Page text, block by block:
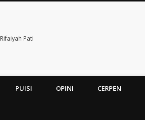
Pati
PUISI OPINI CERPEN